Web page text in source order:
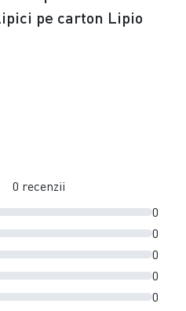
pe carton Lipio
0
0
0
0
0
0 recenzii